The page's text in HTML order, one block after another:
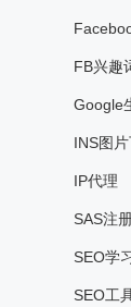
FB兴趣
Google
INS图
IP代理
SAS注
SEO学
SEO工